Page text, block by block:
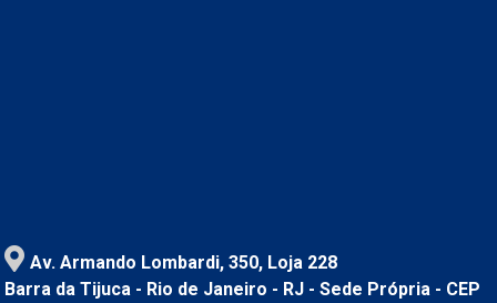
Av. Armando Lombardi, 350, Loja 228
Barra da Tijuca - Rio de Janeiro - RJ - Sede Própria - CEP